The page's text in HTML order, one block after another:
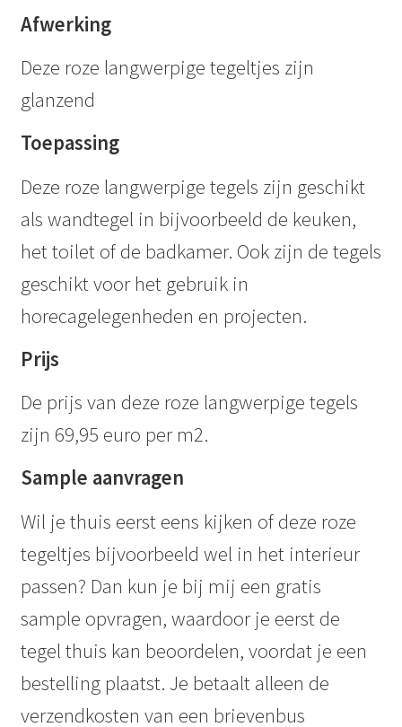
Afwerking
Deze roze langwerpige tegeltjes zijn
glanzend
Toepassing
Deze roze langwerpige tegels zijn geschikt
als wandtegel in bijvoorbeeld de keuken,
het toilet of de badkamer. Ook zijn de tegels
geschikt voor het gebruik in
horecagelegenheden en projecten.
Prijs
De prijs van deze roze langwerpige tegels
zijn 69,95 euro per m2.
Sample aanvragen
Wil je thuis eerst eens kijken of deze roze
tegeltjes bijvoorbeeld wel in het interieur
passen? Dan kun je bij mij een gratis
sample opvragen, waardoor je eerst de
tegel thuis kan beoordelen, voordat je een
bestelling plaatst. Je betaalt alleen de
verzendkosten van een brievenbus